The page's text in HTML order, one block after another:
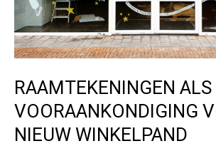
RAAMTEKENINGEN ALS
VOORAANKONDIGING
NIEUW WINKELPAND